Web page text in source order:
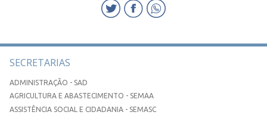
SECRETARIAS
ADMINISTRAÇÃO - SAD
AGRICULTURA E ABASTECIMENTO - SEMAA
ASSISTÊNCIA SOCIAL E CIDADANIA - SEMASC